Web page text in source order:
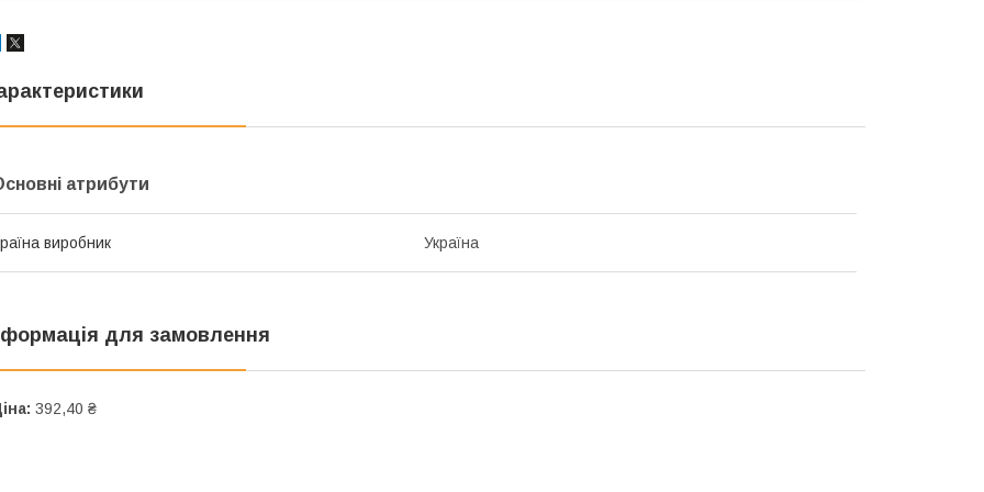
атрибути
виробник Україна
для замовлення
392,40 ₴